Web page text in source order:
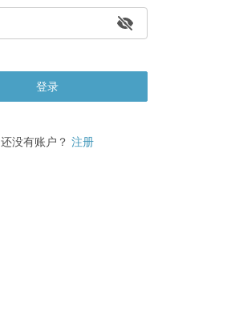
登录
还没有账户？ 注册